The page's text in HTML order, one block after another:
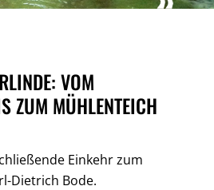
VOM
ZUM MÜHLENTEICH
Einkehr zum
Dietrich Bode.